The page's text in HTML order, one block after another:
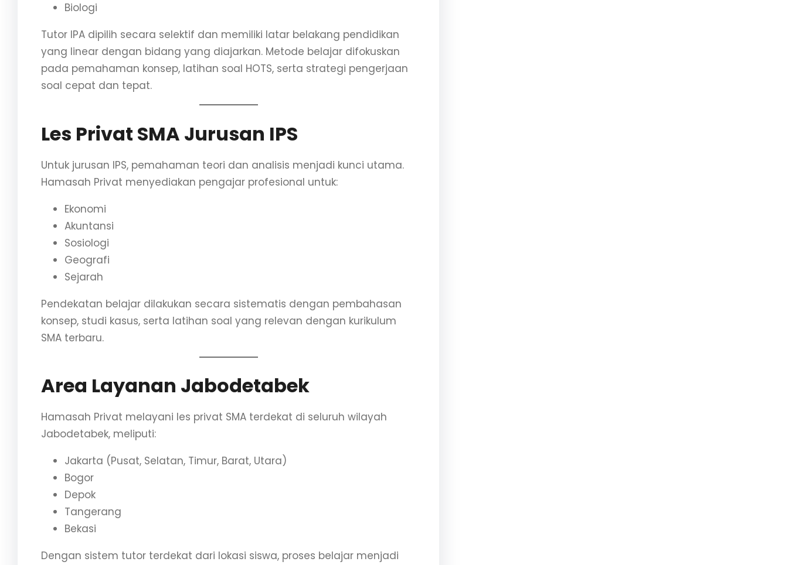
Biologi
Tutor IPA dipilih secara selektif dan memiliki latar belakang pendidikan
yang linear dengan bidang yang diajarkan. Metode belajar difokuskan
pada pemahaman konsep, latihan soal HOTS, serta strategi pengerjaan
soal cepat dan tepat.
Les Privat SMA Jurusan IPS
Untuk jurusan IPS, pemahaman teori dan analisis menjadi kunci utama.
Hamasah Privat menyediakan pengajar profesional untuk:
Ekonomi
Akuntansi
Sosiologi
Geografi
Sejarah
Pendekatan belajar dilakukan secara sistematis dengan pembahasan
konsep, studi kasus, serta latihan soal yang relevan dengan kurikulum
SMA terbaru.
Area Layanan Jabodetabek
Hamasah Privat melayani les privat SMA terdekat di seluruh wilayah
Jabodetabek, meliputi:
Jakarta (Pusat, Selatan, Timur, Barat, Utara)
Bogor
Depok
Tangerang
Bekasi
Dengan sistem tutor terdekat dari lokasi siswa, proses belajar menjadi